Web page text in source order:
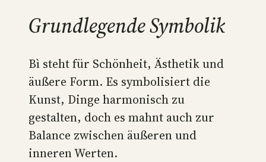
Grundlegende Symbolik
Bì steht für Schönheit, Ästhetik und
äußere Form. Es symbolisiert die
Kunst, Dinge harmonisch zu
gestalten, doch es mahnt auch zur
Balance zwischen äußeren und
inneren Werten.